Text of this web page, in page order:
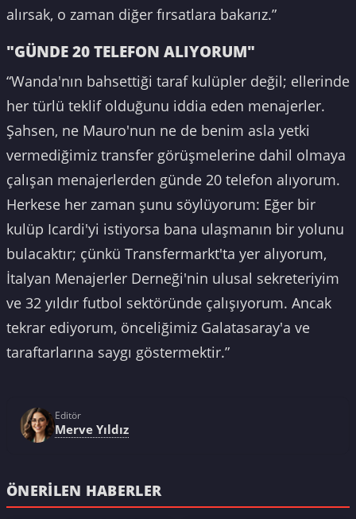
alırsak, o zaman diğer fırsatlara bakarız.”
"GÜNDE 20 TELEFON ALIYORUM"
“Wanda'nın bahsettiği taraf kulüpler değil; ellerinde
her türlü teklif olduğunu iddia eden menajerler.
Şahsen, ne Mauro'nun ne de benim asla yetki
vermediğimiz transfer görüşmelerine dahil olmaya
çalışan menajerlerden günde 20 telefon alıyorum.
Herkese her zaman şunu söylüyorum: Eğer bir
kulüp Icardi'yi istiyorsa bana ulaşmanın bir yolunu
bulacaktır; çünkü Transfermarkt'ta yer alıyorum,
İtalyan Menajerler Derneği'nin ulusal sekreteriyim
ve 32 yıldır futbol sektöründe çalışıyorum. Ancak
tekrar ediyorum, önceliğimiz Galatasaray'a ve
taraftarlarına saygı göstermektir.”
Editör
Merve Yıldız
ÖNERILEN HABERLER